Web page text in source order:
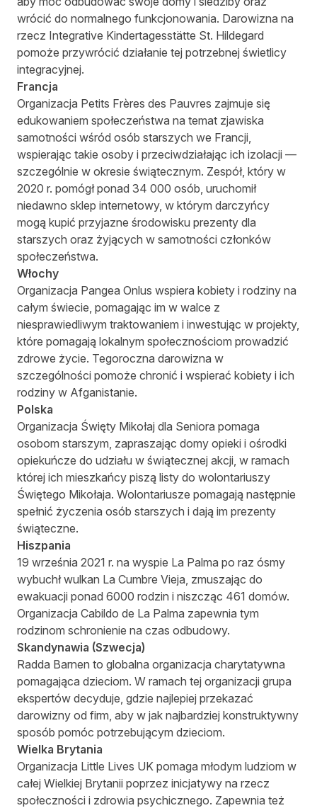
wrócić do normalnego funkcjonowania. Darowizna na
rzecz Integrative Kindertagesstätte St. Hildegard
pomoże przywrócić działanie tej potrzebnej świetlicy
integracyjnej.
Francja
Organizacja Petits Frères des Pauvres zajmuje się
edukowaniem społeczeństwa na temat zjawiska
samotności wśród osób starszych we Francji,
wspierając takie osoby i przeciwdziałając ich izolacji —
szczególnie w okresie świątecznym. Zespół, który w
2020 r. pomógł ponad 34 000 osób, uruchomił
niedawno sklep internetowy, w którym darczyńcy
mogą kupić przyjazne środowisku prezenty dla
starszych oraz żyjących w samotności członków
społeczeństwa.
Włochy
Organizacja Pangea Onlus wspiera kobiety i rodziny na
całym świecie, pomagając im w walce z
niesprawiedliwym traktowaniem i inwestując w projekty,
które pomagają lokalnym społecznościom prowadzić
zdrowe życie. Tegoroczna darowizna w
szczególności pomoże chronić i wspierać kobiety i ich
rodziny w Afganistanie.
Polska
Organizacja Święty Mikołaj dla Seniora pomaga
osobom starszym, zapraszając domy opieki i ośrodki
opiekuńcze do udziału w świątecznej akcji, w ramach
której ich mieszkańcy piszą listy do wolontariuszy
Świętego Mikołaja. Wolontariusze pomagają następnie
spełnić życzenia osób starszych i dają im prezenty
świąteczne.
Hiszpania
19 września 2021 r. na wyspie La Palma po raz ósmy
wybuchł wulkan La Cumbre Vieja, zmuszając do
ewakuacji ponad 6000 rodzin i niszcząc 461 domów.
Organizacja Cabildo de La Palma zapewnia tym
rodzinom schronienie na czas odbudowy.
Skandynawia (Szwecja)
Radda Barnen to globalna organizacja charytatywna
pomagająca dzieciom. W ramach tej organizacji grupa
ekspertów decyduje, gdzie najlepiej przekazać
darowizny od firm, aby w jak najbardziej konstruktywny
sposób pomóc potrzebującym dzieciom.
Wielka Brytania
Organizacja Little Lives UK pomaga młodym ludziom w
całej Wielkiej Brytanii poprzez inicjatywy na rzecz
społeczności i zdrowia psychicznego. Zapewnia też